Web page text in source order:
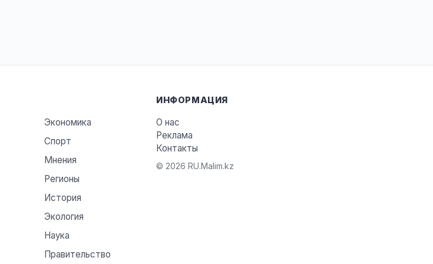
Экономика
Спорт
Мнения
Регионы
История
Экология
Наука
Правительство
ИНФОРМАЦИЯ
О нас
Реклама
Контакты
© 2026 RU.Malim.kz